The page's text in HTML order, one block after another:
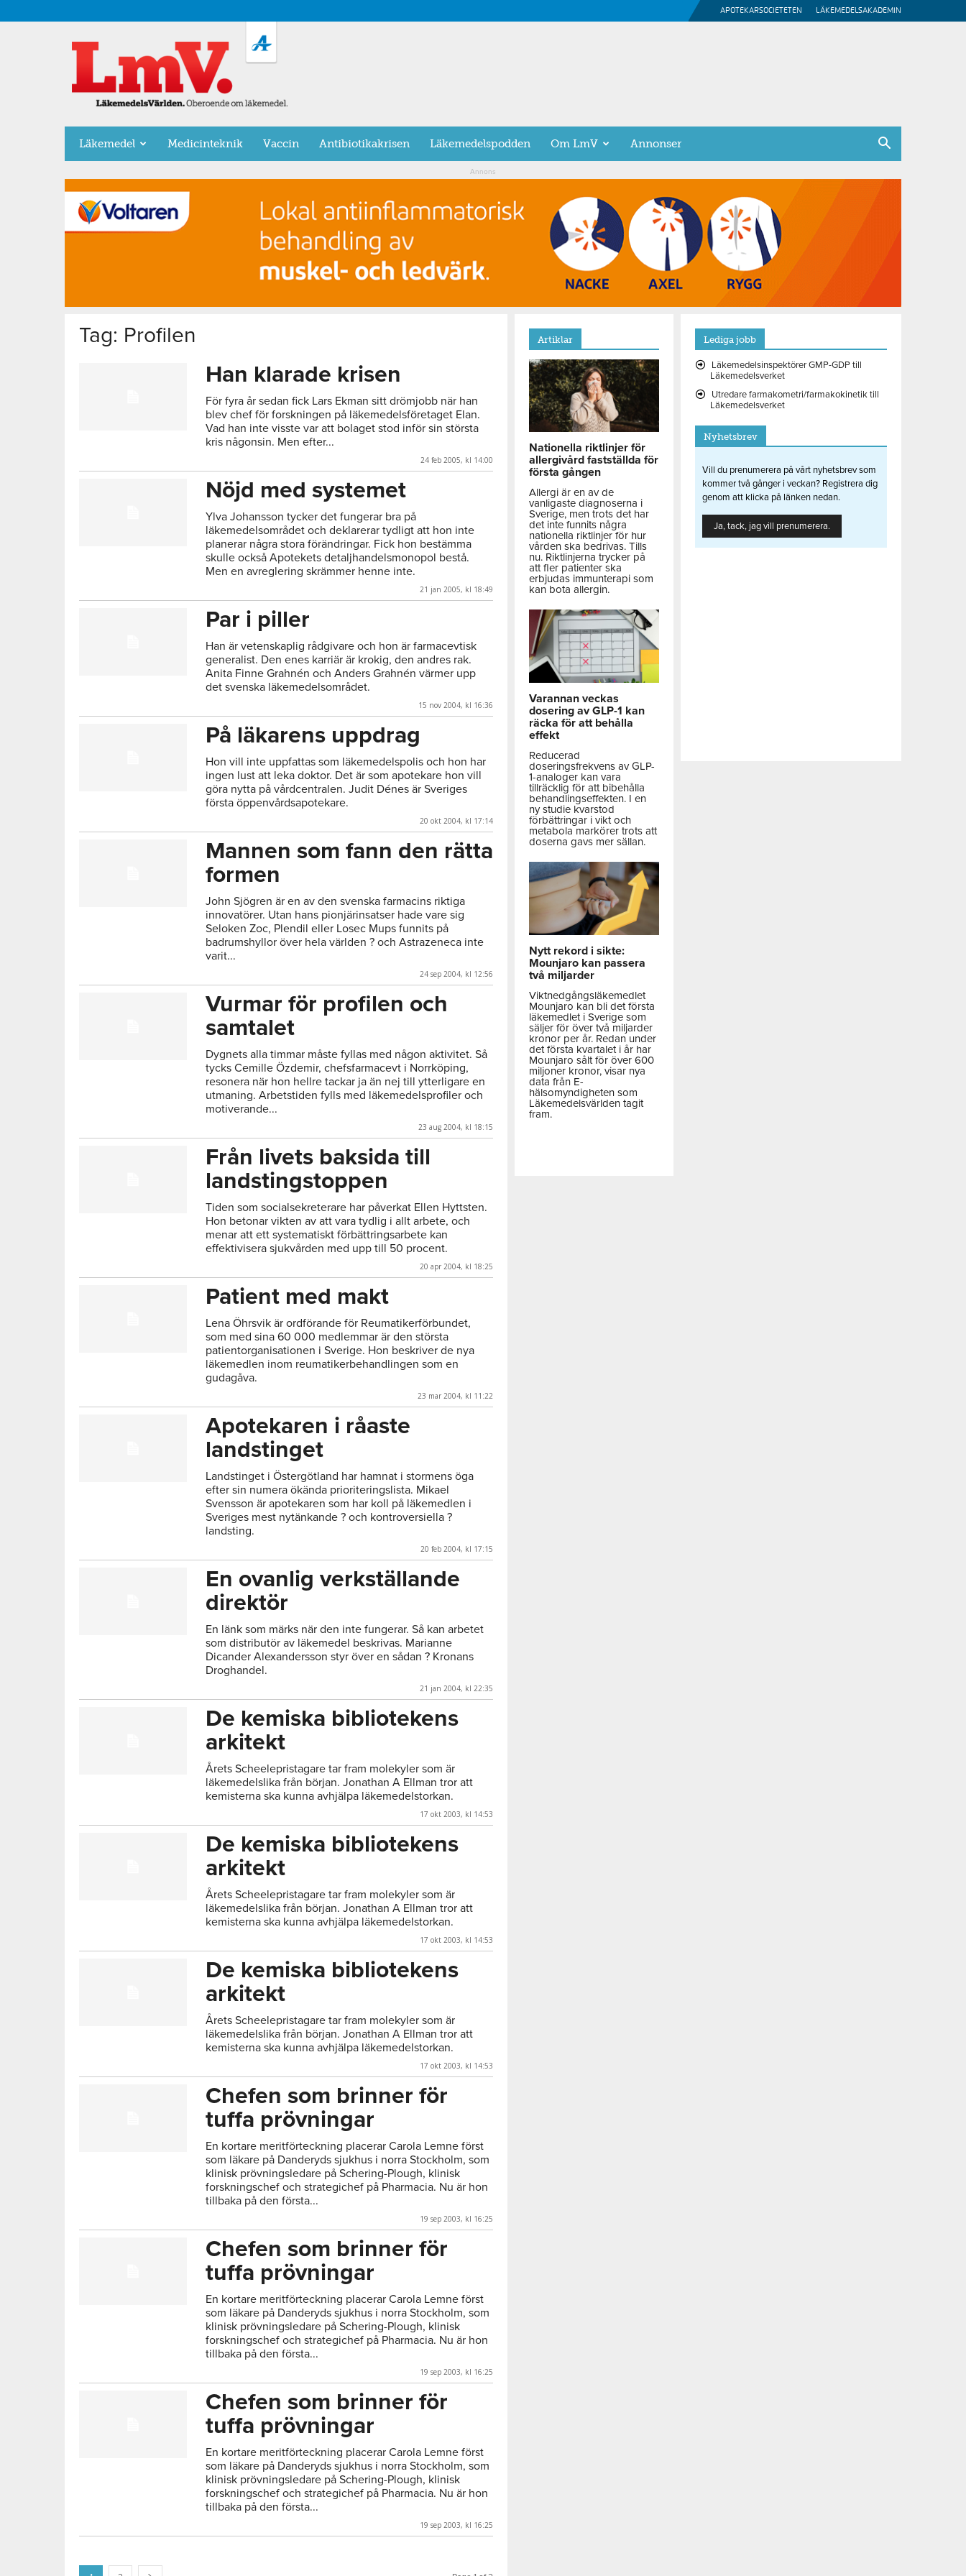
APOTEKARSOCIETETEN LÄKEMEDELSAKADEMIN
LäkemedelsVärlden
Läkemedel Medicinteknik Vaccin Antibiotikakrisen Läkemedelspodden Om LmV Annonser
Annons
Tag: Profilen
Han klarade krisen
För fyra år sedan fick Lars Ekman sitt drömjobb när han
blev chef för forskningen på läkemedelsföretaget Elan.
Vad han inte visste var att bolaget stod inför sin största
kris någonsin. Men efter...
24 feb 2005, kl 14:00
Nöjd med systemet
Ylva Johansson tycker det fungerar bra på
läkemedelsområdet och deklarerar tydligt att hon inte
planerar några stora förändringar. Fick hon bestämma
skulle också Apotekets detaljhandelsmonopol bestå.
Men en avreglering skrämmer henne inte.
21 jan 2005, kl 18:49
Par i piller
Han är vetenskaplig rådgivare och hon är farmacevtisk
generalist. Den enes karriär är krokig, den andres rak.
Anita Finne Grahnén och Anders Grahnén värmer upp
det svenska läkemedelsområdet.
15 nov 2004, kl 16:36
På läkarens uppdrag
Hon vill inte uppfattas som läkemedelspolis och hon har
ingen lust att leka doktor. Det är som apotekare hon vill
göra nytta på vårdcentralen. Judit Dénes är Sveriges
första öppenvårdsapotekare.
20 okt 2004, kl 17:14
Mannen som fann den rätta
formen
John Sjögren är en av den svenska farmacins riktiga
innovatörer. Utan hans pionjärinsatser hade vare sig
Seloken Zoc, Plendil eller Losec Mups funnits på
badrumshyllor över hela världen ? och Astrazeneca inte
varit...
24 sep 2004, kl 12:56
Vurmar för profilen och
samtalet
Dygnets alla timmar måste fyllas med någon aktivitet. Så
tycks Cemille Özdemir, chefsfarmacevt i Norrköping,
resonera när hon hellre tackar ja än nej till ytterligare en
utmaning. Arbetstiden fylls med läkemedelsprofiler och
motiverande...
23 aug 2004, kl 18:15
Från livets baksida till
landstingstoppen
Tiden som socialsekreterare har påverkat Ellen Hyttsten.
Hon betonar vikten av att vara tydlig i allt arbete, och
menar att ett systematiskt förbättringsarbete kan
effektivisera sjukvården med upp till 50 procent.
20 apr 2004, kl 18:25
Patient med makt
Lena Öhrsvik är ordförande för Reumatikerförbundet,
som med sina 60 000 medlemmar är den största
patientorganisationen i Sverige. Hon beskriver de nya
läkemedlen inom reumatikerbehandlingen som en
gudagåva.
23 mar 2004, kl 11:22
Apotekaren i råaste
landstinget
Landstinget i Östergötland har hamnat i stormens öga
efter sin numera ökända prioriteringslista. Mikael
Svensson är apotekaren som har koll på läkemedlen i
Sveriges mest nytänkande ? och kontroversiella ?
landsting.
20 feb 2004, kl 17:15
En ovanlig verkställande
direktör
En länk som märks när den inte fungerar. Så kan arbetet
som distributör av läkemedel beskrivas. Marianne
Dicander Alexandersson styr över en sådan ? Kronans
Droghandel.
21 jan 2004, kl 22:35
De kemiska bibliotekens
arkitekt
Årets Scheelepristagare tar fram molekyler som är
läkemedelslika från början. Jonathan A Ellman tror att
kemisterna ska kunna avhjälpa läkemedelstorkan.
17 okt 2003, kl 14:53
De kemiska bibliotekens
arkitekt
Årets Scheelepristagare tar fram molekyler som är
läkemedelslika från början. Jonathan A Ellman tror att
kemisterna ska kunna avhjälpa läkemedelstorkan.
17 okt 2003, kl 14:53
De kemiska bibliotekens
arkitekt
Årets Scheelepristagare tar fram molekyler som är
läkemedelslika från början. Jonathan A Ellman tror att
kemisterna ska kunna avhjälpa läkemedelstorkan.
17 okt 2003, kl 14:53
Chefen som brinner för
tuffa prövningar
En kortare meritförteckning placerar Carola Lemne först
som läkare på Danderyds sjukhus i norra Stockholm, som
klinisk prövningsledare på Schering-Plough, klinisk
forskningschef och strategichef på Pharmacia. Nu är hon
tillbaka på den första...
19 sep 2003, kl 16:25
Chefen som brinner för
tuffa prövningar
En kortare meritförteckning placerar Carola Lemne först
som läkare på Danderyds sjukhus i norra Stockholm, som
klinisk prövningsledare på Schering-Plough, klinisk
forskningschef och strategichef på Pharmacia. Nu är hon
tillbaka på den första...
19 sep 2003, kl 16:25
Chefen som brinner för
tuffa prövningar
En kortare meritförteckning placerar Carola Lemne först
som läkare på Danderyds sjukhus i norra Stockholm, som
klinisk prövningsledare på Schering-Plough, klinisk
forskningschef och strategichef på Pharmacia. Nu är hon
tillbaka på den första...
19 sep 2003, kl 16:25
Artiklar
Nationella riktlinjer för
allergivård fastställda för
första gången
Allergi är en av de
vanligaste diagnoserna i
Sverige, men trots det har
det inte funnits några
nationella riktlinjer för hur
vården ska bedrivas. Tills
nu. Riktlinjerna trycker på
att fler patienter ska
erbjudas immunterapi som
kan bota allergin.
Varannan veckas
dosering av GLP-1 kan
räcka för att behålla
effekt
Reducerad
doseringsfrekvens av GLP-
1-analoger kan vara
tillräcklig för att bibehålla
behandlingseffekten. I en
ny studie kvarstod
förbättringar i vikt och
metabola markörer trots att
doserna gavs mer sällan.
Nytt rekord i sikte:
Mounjaro kan passera
två miljarder
Viktnedgångsläkemedlet
Mounjaro kan bli det första
läkemedlet i Sverige som
säljer för över två miljarder
kronor per år. Redan under
det första kvartalet i år har
Mounjaro sålt för över 600
miljoner kronor, visar nya
data från E-
hälsomyndigheten som
Läkemedelsvärlden tagit
fram.
Lediga jobb
Läkemedelsinspektörer GMP-GDP till
Läkemedelsverket
Utredare farmakometri/farmakokinetik till
Läkemedelsverket
Nyhetsbrev
Vill du prenumerera på vårt nyhetsbrev som
kommer två gånger i veckan? Registrera dig
genom att klicka på länken nedan.
Ja, tack, jag vill prenumerera.